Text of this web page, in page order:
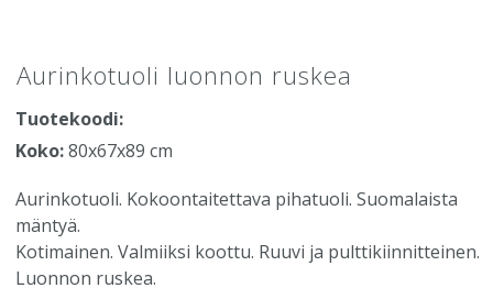
Aurinkotuoli luonnon ruskea
Tuotekoodi:
Koko:80x67x89 cm
Aurinkotuoli. Kokoontaitettava pihatuoli. Suomalaista
mäntyä.
Kotimainen. Valmiiksi koottu. Ruuvi ja pulttikiinnitteinen.
Luonnon ruskea.